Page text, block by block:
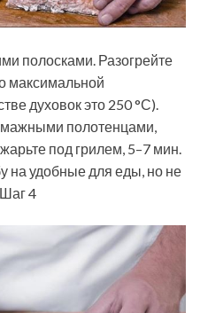
полосками. Разогрейте
максимальной
духовок это 250 °С).
полотенцами,
под грилем, 5–7 мин.
на удобные для еды, но не
4